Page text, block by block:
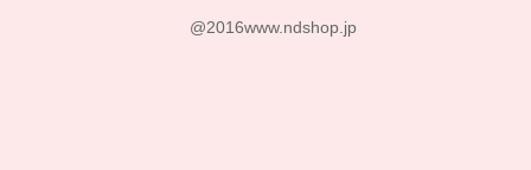
@2016www.ndshop.jp